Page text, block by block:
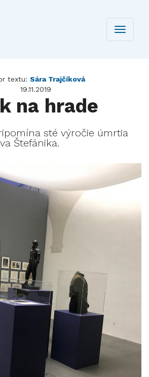
Toggle
textu: Sára Trajčíková
19.11.2019
na hrade
sté výročie úmrtia
Štefánika.